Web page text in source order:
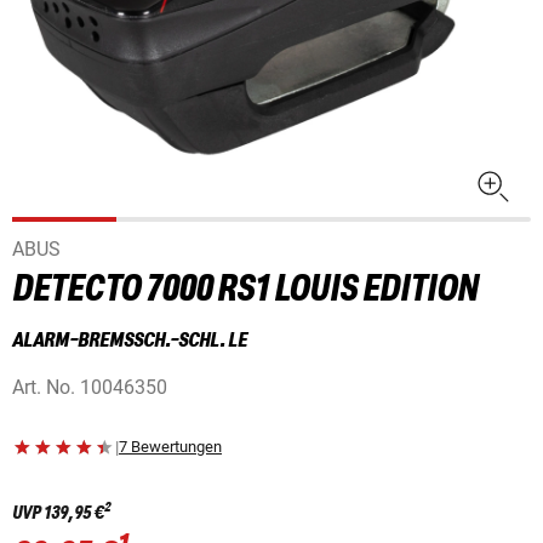
ABUS
DETECTO 7000 RS1 LOUIS EDITION
ALARM-BREMSSCH.-SCHL. LE
Art. No. 10046350
|7 Bewertungen
UVP139,95 €2